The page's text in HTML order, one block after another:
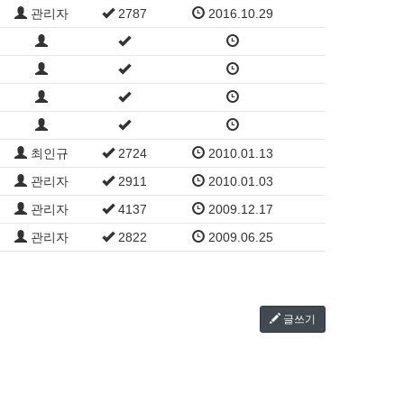
관리자 2787 2016.10.29
최인규 2724
2010.01.13
관리자
2911
2010.01.03
관리자
4137
2009.12.17
관리자
2822 2009.06.25
글쓰기